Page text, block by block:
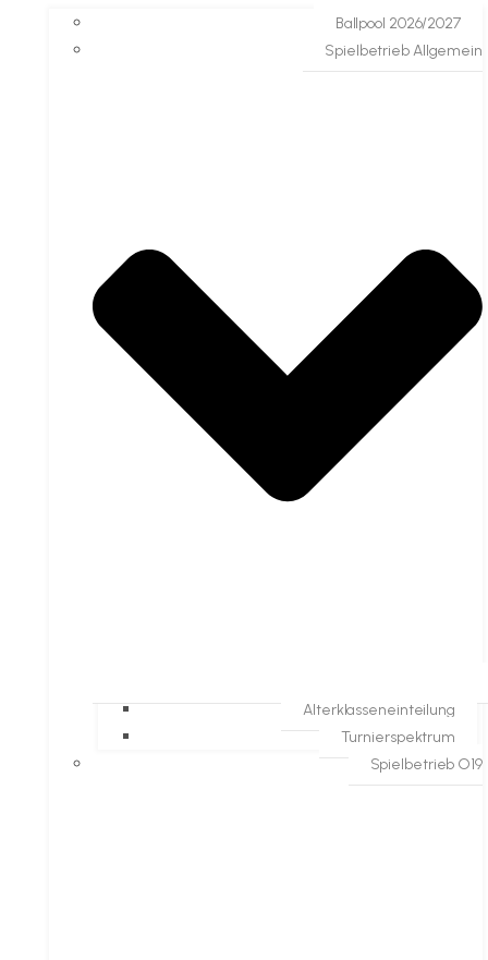
Ballpool 2026/2027
Spielbetrieb Allgemein
Alterklasseneinteilung
Turnierspektrum
Spielbetrieb O19